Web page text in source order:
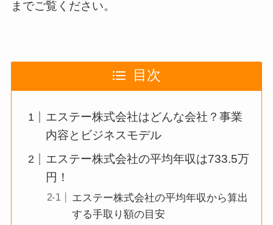
までご覧ください。
目次
エステー株式会社はどんな会社？事業
内容とビジネスモデル
エステー株式会社の平均年収は733.5万
円！
エステー株式会社の平均年収から算出
する手取り額の目安